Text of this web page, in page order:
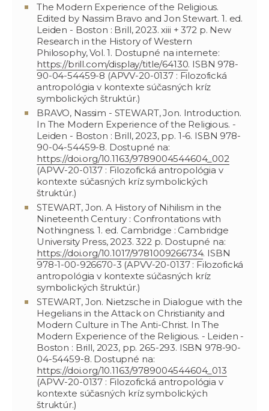
The Modern Experience of the Religious.
Edited by Nassim Bravo and Jon Stewart. 1. ed.
Leiden - Boston : Brill, 2023. xiii + 372 p. New
Research in the History of Western
Philosophy, Vol. 1. Dostupné na internete:
https://brill.com/display/title/64130. ISBN 978-
90-04-54459-8 (APVV-20-0137 : Filozofická
antropológia v kontexte súčasných kríz
symbolických štruktúr.)
BRAVO, Nassim - STEWART, Jon. Introduction.
In The Modern Experience of the Religious. -
Leiden - Boston : Brill, 2023, pp. 1-6. ISBN 978-
90-04-54459-8. Dostupné na:
https://doi.org/10.1163/9789004544604_002
(APVV-20-0137 : Filozofická antropológia v
kontexte súčasných kríz symbolických
štruktúr.)
STEWART, Jon. A History of Nihilism in the
Nineteenth Century : Confrontations with
Nothingness. 1. ed. Cambridge : Cambridge
University Press, 2023. 322 p. Dostupné na:
https://doi.org/10.1017/9781009266734. ISBN
978-1-00-926670-3 (APVV-20-0137 : Filozofická
antropológia v kontexte súčasných kríz
symbolických štruktúr.)
STEWART, Jon. Nietzsche in Dialogue with the
Hegelians in the Attack on Christianity and
Modern Culture in The Anti-Christ. In The
Modern Experience of the Religious. - Leiden -
Boston : Brill, 2023, pp. 265-293. ISBN 978-90-
04-54459-8. Dostupné na:
https://doi.org/10.1163/9789004544604_013
(APVV-20-0137 : Filozofická antropológia v
kontexte súčasných kríz symbolických
štruktúr.)